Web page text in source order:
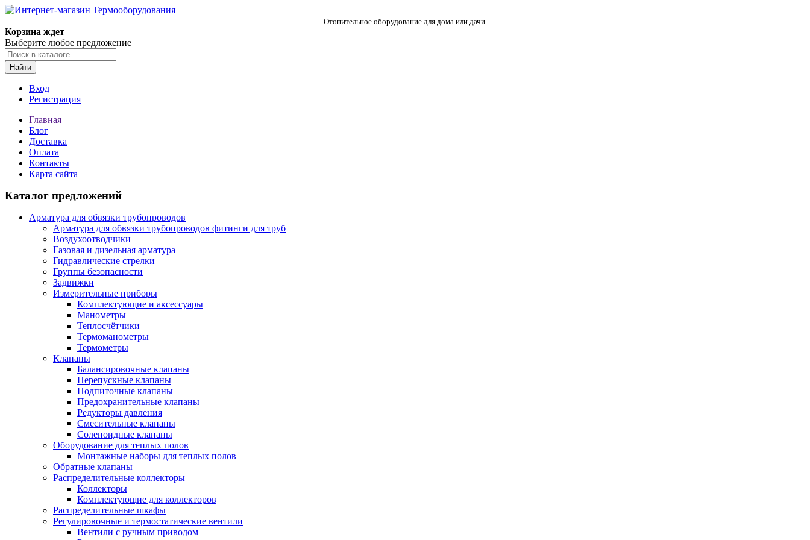
Отопительное оборудование для дома или дачи.
Корзина ждет
Выберите любое предложение
Найти
Вход
Регистрация
Главная
Блог
Доставка
Оплата
Контакты
Карта сайта
Каталог предложений
Арматура для обвязки трубопроводов
Арматура для обвязки трубопроводов фитинги для труб
Воздухоотводчики
Газовая и дизельная арматура
Гидравлические стрелки
Группы безопасности
Задвижки
Измерительные приборы
Комплектующие и аксессуары
Манометры
Теплосчётчики
Термоманометры
Термометры
Клапаны
Балансировочные клапаны
Перепускные клапаны
Подпиточные клапаны
Предохранительные клапаны
Редукторы давления
Смесительные клапаны
Соленоидные клапаны
Оборудование для теплых полов
Монтажные наборы для теплых полов
Обратные клапаны
Распределительные коллекторы
Коллекторы
Комплектующие для коллекторов
Распределительные шкафы
Регулировочные и термостатические вентили
Вентили с ручным приводом